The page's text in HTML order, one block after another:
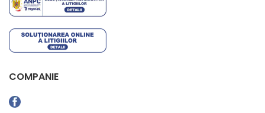
COMPANIE